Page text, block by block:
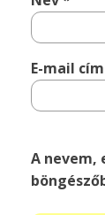
E-mail cím
A nevem,